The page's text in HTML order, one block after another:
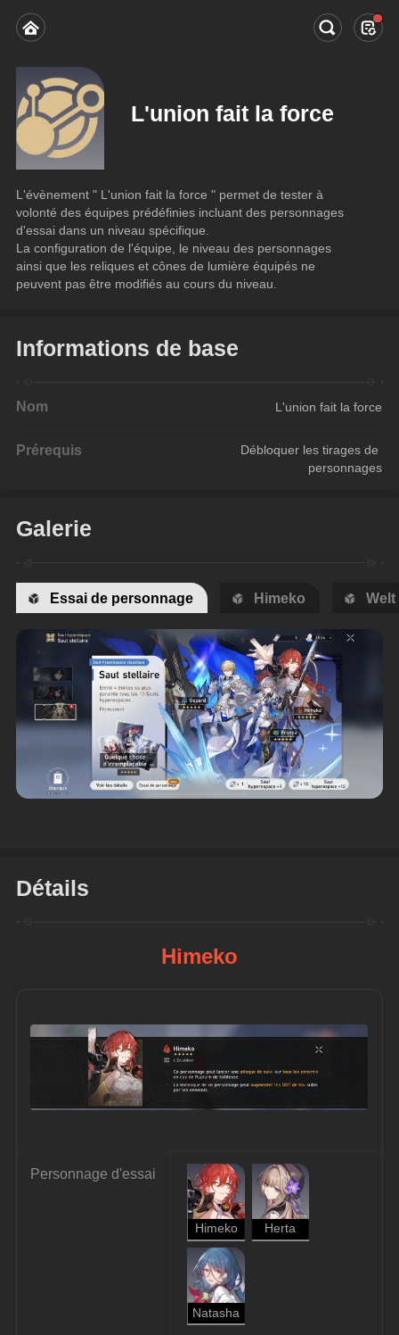
L'union fait la force
L'évènement " L'union fait la force " permet de tester à
volonté des équipes prédéfinies incluant des personnages
d'essai dans un niveau spécifique.
La configuration de l'équipe, le niveau des personnages
ainsi que les reliques et cônes de lumière équipés ne
peuvent pas être modifiés au cours du niveau.
Informations de base
Nom L'union fait la force
Prérequis
Débloquer les tirages de
personnages
Galerie
Essai de personnage Himeko Welt
Détails
Himeko
Personnage d'essai
Himeko Herta
Natasha